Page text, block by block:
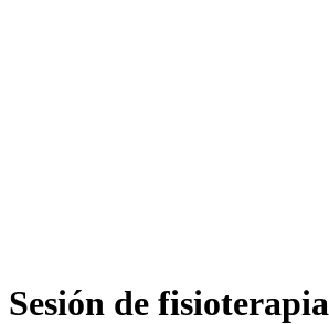
Sesión de fisioterapia